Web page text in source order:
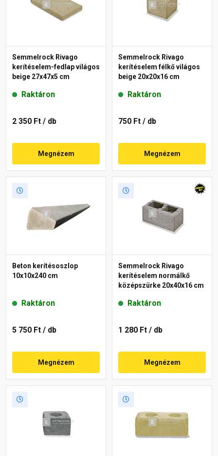
Semmelrock Rivago
kerítéselem-fedlap világos
beige 27x47x5 cm
Raktáron
2 350 Ft / db
Megnézem
Semmelrock Rivago
kerítéselem félkő világos
beige 20x20x16 cm
Raktáron
750 Ft / db
Megnézem
Beton kerítésoszlop
10x10x240 cm
Raktáron
5 750 Ft / db
Megnézem
Semmelrock Rivago
kerítéselem normálkő
középszürke 20x40x16 cm
Raktáron
1 280 Ft / db
Megnézem